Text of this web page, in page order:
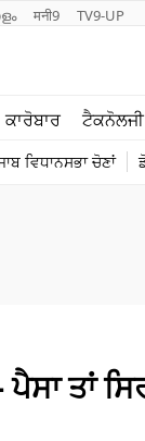
मनी9 TV9-UP
ਕਾਰੋਬਾਰ ਟੈਕਨੋਲਜੀ
ਵਿਧਾਨਸਭਾ ਚੋਣਾਂ
ਤਾਂ